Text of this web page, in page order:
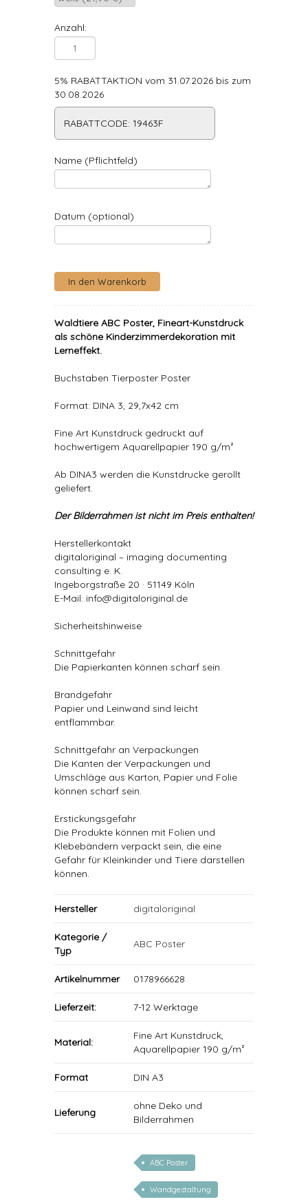
Anzahl:
5% RABATTAKTION vom 31.07.2026 bis zum
30.08.2026
RABATTCODE: 19463F
Name (Pflichtfeld)
Datum (optional)
Waldtiere ABC Poster, Fineart-Kunstdruck
als schöne Kinderzimmerdekoration mit
Lerneffekt.
Buchstaben Tierposter Poster
Format: DINA 3, 29,7x42 cm
Fine Art Kunstdruck gedruckt auf
hochwertigem Aquarellpapier 190 g/m²
Ab DINA3 werden die Kunstdrucke gerollt
geliefert.
Der Bilderrahmen ist nicht im Preis enthalten!
Herstellerkontakt
digitaloriginal – imaging documenting
consulting e. K.
Ingeborgstraße 20 · 51149 Köln
E-Mail: info@digitaloriginal.de
Sicherheitshinweise
Schnittgefahr
Die Papierkanten können scharf sein.
Brandgefahr
Papier und Leinwand sind leicht
entflammbar.
Schnittgefahr an Verpackungen
Die Kanten der Verpackungen und
Umschläge aus Karton, Papier und Folie
können scharf sein.
Erstickungsgefahr
Die Produkte können mit Folien und
Klebebändern verpackt sein, die eine
Gefahr für Kleinkinder und Tiere darstellen
können.
Hersteller digitaloriginal
Kategorie /
Typ
ABC Poster
Artikelnummer 0178966628
Lieferzeit: 7-12 Werktage
Material:
Fine Art Kunstdruck,
Aquarellpapier 190 g/m²
Format DIN A3
Lieferung
ohne Deko und
Bilderrahmen
ABC Poster
Wandgestaltung